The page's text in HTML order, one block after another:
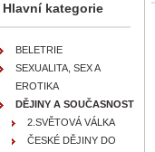
Hlavní kategorie
BELETRIE
SEXUALITA, SEX A
EROTIKA
DĚJINY A SOUČASNOST
2.SVĚTOVÁ VÁLKA
ČESKÉ DĚJINY DO